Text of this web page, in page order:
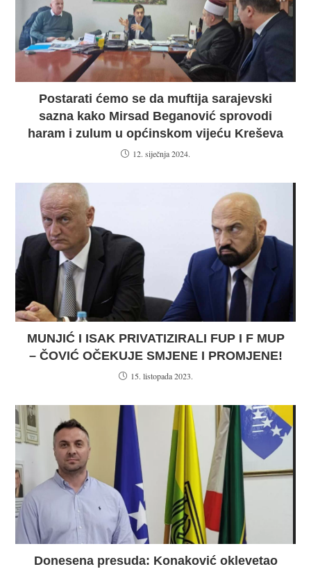
Postarati ćemo se da muftija sarajevski
sazna kako Mirsad Beganović sprovodi
haram i zulum u općinskom vijeću Kreševa
12. siječnja 2024.
MUNJIĆ I ISAK PRIVATIZIRALI FUP I F MUP
– ČOVIĆ OČEKUJE SMJENE I PROMJENE!
15. listopada 2023.
Donesena presuda: Konaković oklevetao